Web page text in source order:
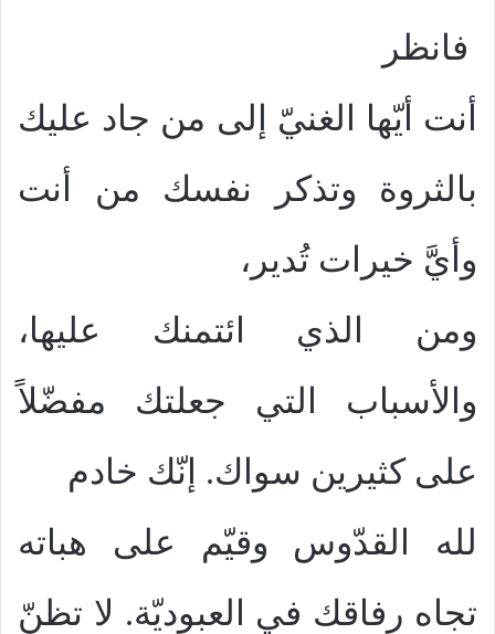
فانظر
أنت أيّها الغنيّ إلى من جاد عليك
بالثروة وتذكر نفسك من أنت
وأيَّ خيرات تُدير،
ومن الذي ائتمنك عليها،
والأسباب التي جعلتك مفضّلاً
على كثيرين سواك. إنّك خادم
لله القدّوس وقيّم على هباته
تجاه رفاقك في العبوديّة. لا تظنّ